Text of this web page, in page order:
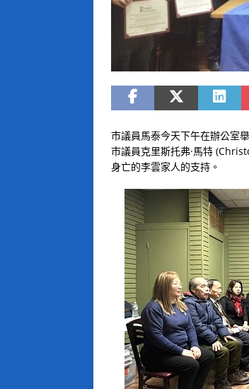
市議員馬泰今天下午在辦公室
市議員克里斯托弗·馬特
身亡的李雲家人的支持。